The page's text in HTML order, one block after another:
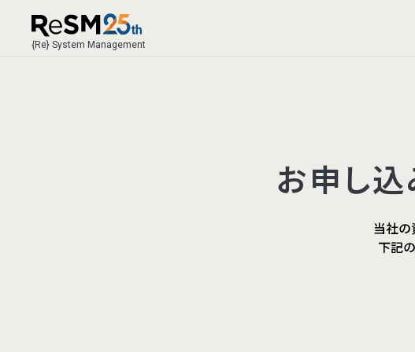
{Re} System Management
お申し
当社の
下記